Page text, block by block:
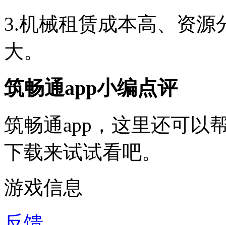
3.机械租赁成本高、资源
大。
筑畅通app小编点评
筑畅通app，这里还可以
下载来试试看吧。
游戏信息